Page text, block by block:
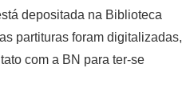
depositada na Biblioteca
partituras foram digitalizadas,
com a BN para ter-se